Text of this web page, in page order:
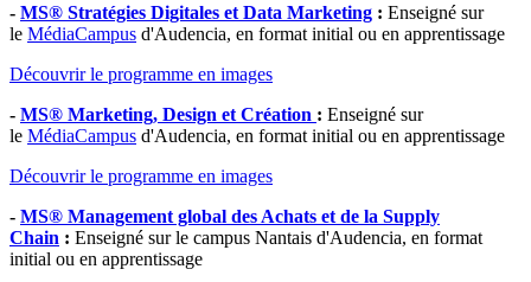
- MS® Stratégies Digitales et Data Marketing : Enseigné sur
le MédiaCampus d'Audencia, en format initial ou en apprentissage
Découvrir le programme en images
- MS® Marketing, Design et Création : Enseigné sur
le MédiaCampus d'Audencia, en format initial ou en apprentissage
Découvrir le programme en images
- MS® Management global des Achats et de la Supply
Chain : Enseigné sur le campus Nantais d'Audencia, en format
initial ou en apprentissage